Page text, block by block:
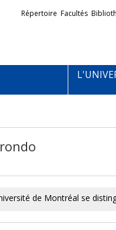
Liens
externes
Répertoire Facultés
de Montréal se